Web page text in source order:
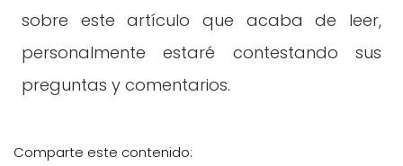
sobre este artículo que acaba de leer,
personalmente estaré contestando sus
preguntas y comentarios.
Comparte este contenido: